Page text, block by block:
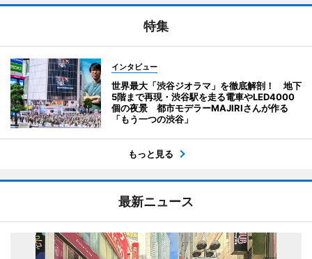
特集
インタビュー
世界最大「渋谷ジオラマ」を徹底解剖！ 地下
5階まで再現・渋谷駅を走る電車やLED4000
個の夜景 都市モデラーMAJIRIさんが作る
「もう一つの渋谷」
もっと見る
最新ニュース